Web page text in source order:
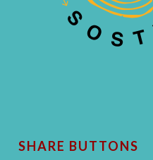
SHARE BUTTONS